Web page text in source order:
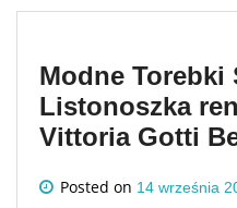
Modne Torebki
Listonoszka
Vittoria Gotti
Posted on 14 września